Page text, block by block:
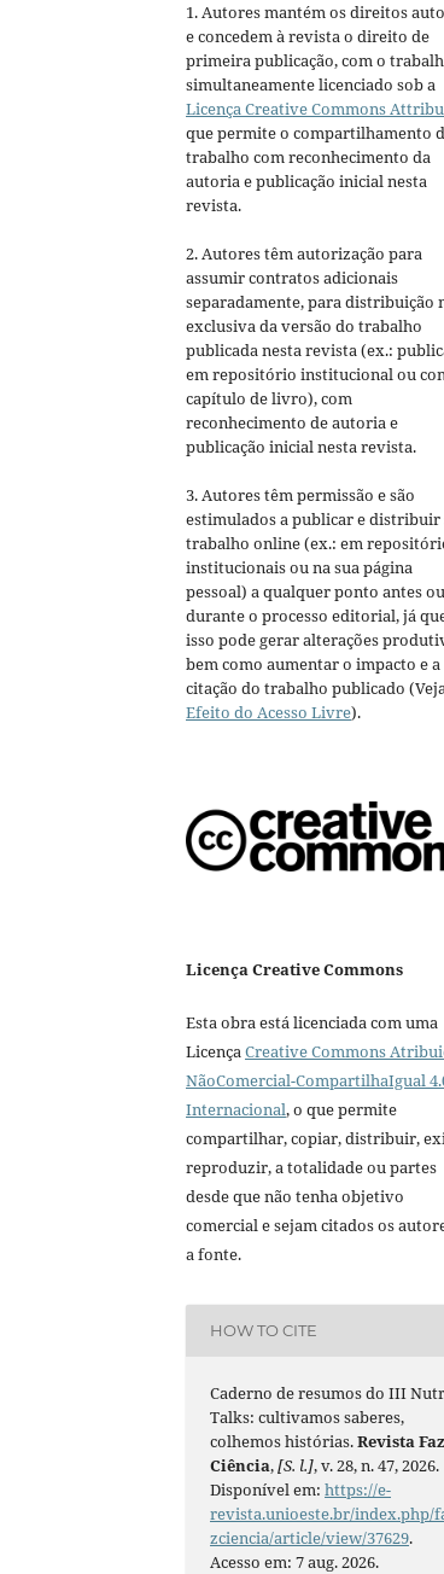
1. Autores mantém os direitos
e concedem à revista o direito de
primeira publicação, com o
simultaneamente licenciado sob a
Licença Creative Commons
que permite o compartilhamento
trabalho com reconhecimento da
autoria e publicação inicial nesta
revista.
2. Autores têm autorização para
assumir contratos adicionais
separadamente, para distribuição
exclusiva da versão do trabalho
publicada nesta revista (ex.:
em repositório institucional ou
capítulo de livro), com
reconhecimento de autoria e
publicação inicial nesta revista.
3. Autores têm permissão e são
estimulados a publicar e distribuir
trabalho online (ex.: em
institucionais ou na sua página
pessoal) a qualquer ponto antes ou
durante o processo editorial, já
isso pode gerar alterações
bem como aumentar o impacto e a
citação do trabalho publicado
Efeito do Acesso Livre).
Licença Creative Commons
Esta obra está licenciada com uma
LicençaCreative Commons
NãoComercial-CompartilhaIgual
Internacional, o que permite
compartilhar, copiar, distribuir,
reproduzir, a totalidade ou partes
desde que não tenha objetivo
comercial e sejam citados os
a fonte.
HOW TO CITE
Caderno de resumos do III
Talks: cultivamos saberes,
colhemos histórias.Revista Faz
Ciência,[S. l.], v. 28, n. 47, 2026.
Disponível em:https://e-
revista.unioeste.br/index.php/
zciencia/article/view/37629.
Acesso em: 7 aug. 2026.